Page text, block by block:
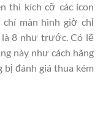
thì kích cỡ các icon
màn hình giờ chỉ
8 như trước. Có lẽ
này như cách hãng
đánh giá thua kém